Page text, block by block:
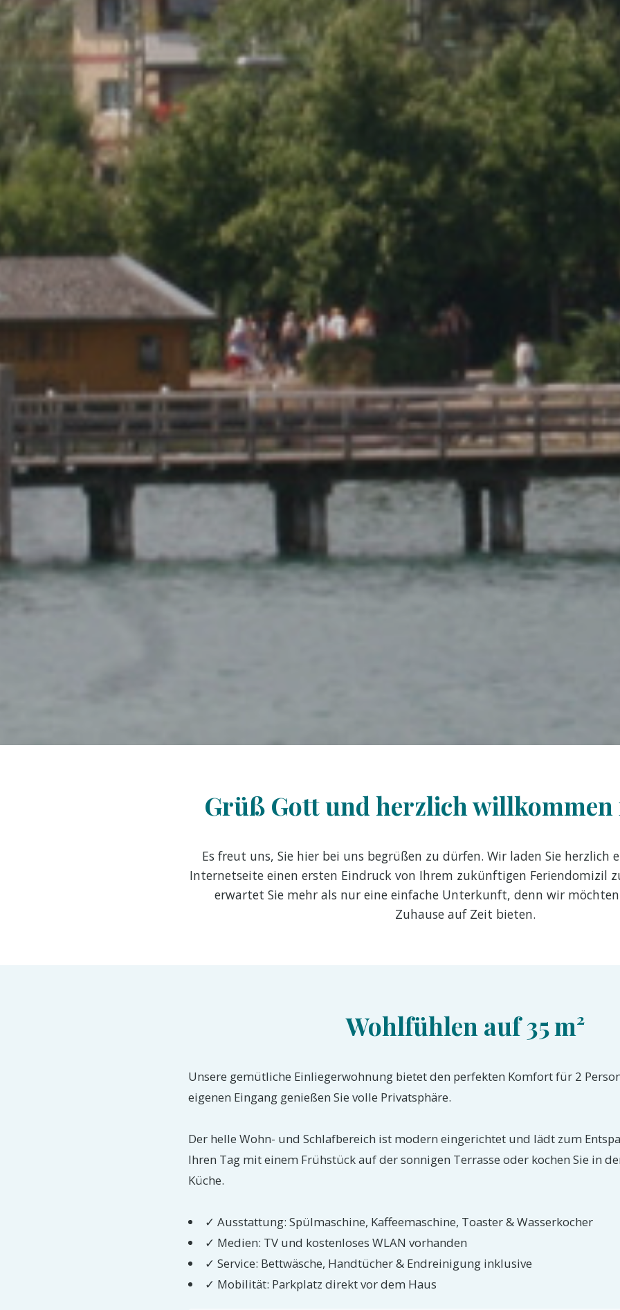
Grüß Gott und herzlich willkommen
Es freut uns, Sie hier bei uns begrüßen zu dürfen. Wir laden Sie herzlich
Internetseite einen ersten Eindruck von Ihrem zukünftigen Feriendomizil
erwartet Sie mehr als nur eine einfache Unterkunft, denn wir
Zuhause auf Zeit bieten.
Wohlfühlen auf 35 m²
Unsere gemütliche Einliegerwohnung bietet den perfekten Komfort für 2
eigenen Eingang genießen Sie volle Privatsphäre.
Der helle Wohn- und Schlafbereich ist modern eingerichtet und lädt zum
Ihren Tag mit einem Frühstück auf der sonnigen Terrasse oder kochen Sie in
Küche.
✓ Ausstattung: Spülmaschine, Kaffeemaschine, Toaster & Wasserkocher
✓ Medien: TV und kostenloses WLAN vorhanden
✓ Service: Bettwäsche, Handtücher & Endreinigung inklusive
✓ Mobilität: Parkplatz direkt vor dem Haus